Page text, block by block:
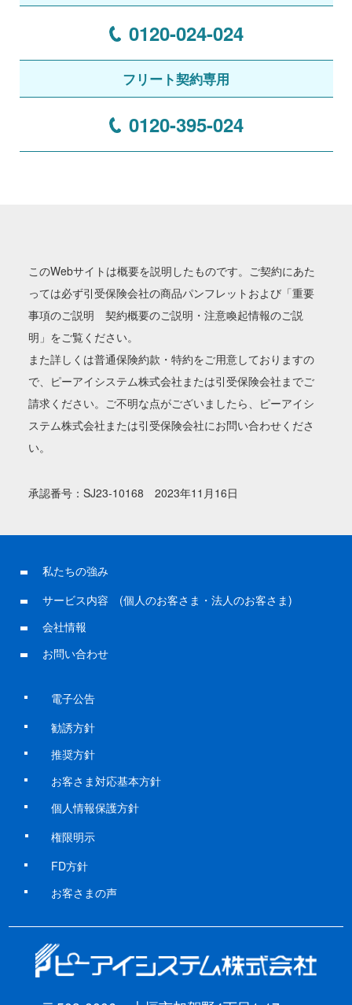
0120-024-024
フリート契約専用
0120-395-024
このWebサイトは概要を説明したものです。ご契約にあた
っては必ず引受保険会社の商品パンフレットおよび「重要
事項のご説明 契約概要のご説明・注意喚起情報のご説
明」をご覧ください。
また詳しくは普通保険約款・特約をご用意しておりますの
で、ピーアイシステム株式会社または引受保険会社までご
請求ください。ご不明な点がございましたら、ピーアイシ
ステム株式会社または引受保険会社にお問い合わせくださ
い。
承認番号：SJ23-10168 2023年11月16日
私たちの強み
サービス内容
(個人のお客さま ・法人のお客さま)
会社情報
お問い合わせ
電子公告
勧誘方針
推奨方針
お客さま対応基本方針
個人情報保護方針
権限明示
FD方針
お客さまの声